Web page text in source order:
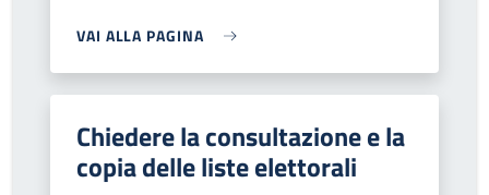
VAI ALLA PAGINA
Chiedere la consultazione e la
copia delle liste elettorali